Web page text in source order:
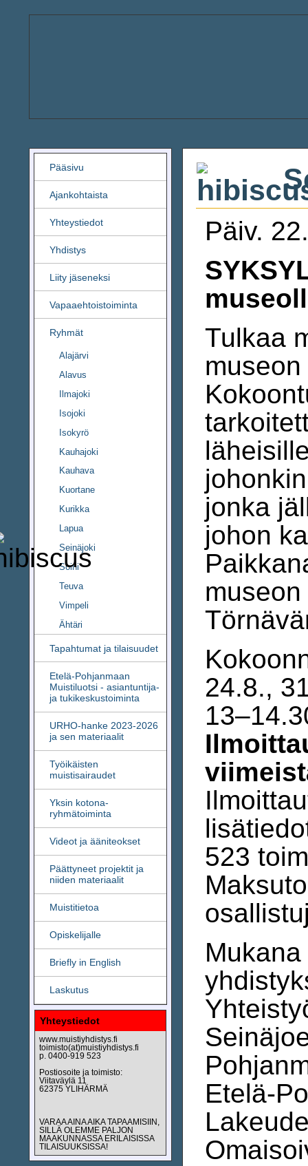
Pääsivu
Ajankohtaista
Yhteystiedot
Yhdistys
Liity jäseneksi
Vapaaehtoistoiminta
Ryhmät
Alajärvi
Alavus
Ilmajoki
Isojoki
Isokyrö
Kauhajoki
Kauhava
Kuortane
Kurikka
Lapua
Seinäjoki
Soini
Teuva
Vimpeli
Ähtäri
Tapahtumat ja tilaisuudet
Etelä-Pohjanmaan
Muistiluotsi - asiantuntija-
ja tukikeskustoiminta
URHO-hanke 2023-2026
ja sen materiaalit
Työikäisten
muistisairaudet
Yksin kotona-
ryhmätoiminta
Videot ja ääniteokset
Päättyneet projektit ja
niiden materiaalit
Muistitietoa
Opiskelijalle
Briefly in English
Laskutus
Yhteystiedot
www.muistiyhdistys.fi
toimisto(at)muistiyhdistys.fi
p. 0400-919 523
Postiosoite ja toimisto:
Viitaväylä 11
62375 YLIHÄRMÄ
VARAA AINA AIKA TAPAAMISIIN,
SILLÄ OLEMME PALJON
MAAKUNNASSA ERILAISISSA
TILAISUUKSISSA!
Päiv.
Tulkaa
jonka
johon
24.8.,
523
Etelä-